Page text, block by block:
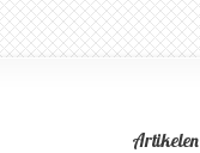
Artikelen